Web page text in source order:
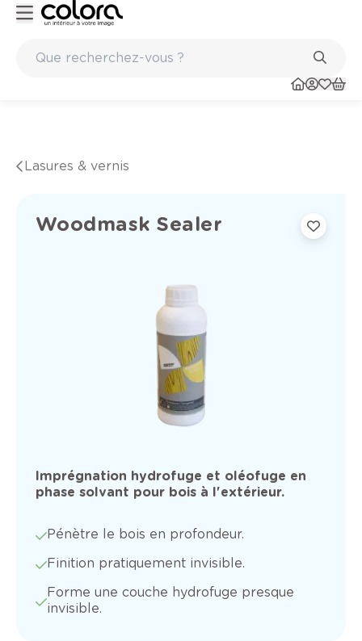
Lasures & vernis
Woodmask Sealer
Imprégnation hydrofuge et oléofuge en
phase solvant pour bois à l'extérieur.
Pénètre le bois en profondeur.
Finition pratiquement invisible.
Forme une couche hydrofuge presque
invisible.